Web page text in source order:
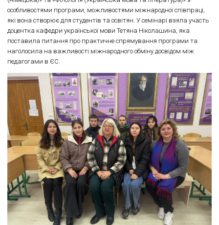
особливостями програми, можливостями міжнародної співпраці,
які вона створює для студентів та освітян. У семінарі взяла участь
доцентка кафедри української мови Тетяна Ніколашина, яка
поставила питання про практичне спрямування програми та
наголосила на важливості міжнародного обміну досвідом між
педагогами в ЄС.